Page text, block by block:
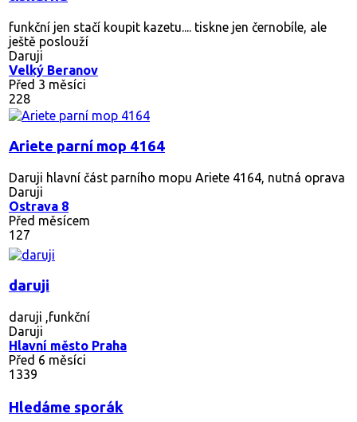
funkční jen stačí koupit kazetu.... tiskne jen černobíle, ale
ještě poslouží
Daruji
Velký Beranov
Před 3 měsíci
228
Ariete parní mop 4164
Daruji hlavní část parního mopu Ariete 4164, nutná oprava
Daruji
Ostrava 8
Před měsícem
127
daruji
daruji ,funkční
Daruji
Hlavní město Praha
Před 6 měsíci
1339
Hledáme sporák